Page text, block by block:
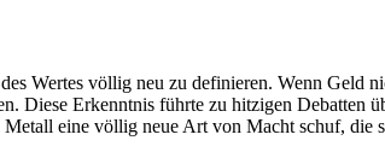
Wertes völlig neu zu definieren. Wenn Geld
Diese Erkenntnis führte zu hitzigen Debatten
eine völlig neue Art von Macht schuf, die